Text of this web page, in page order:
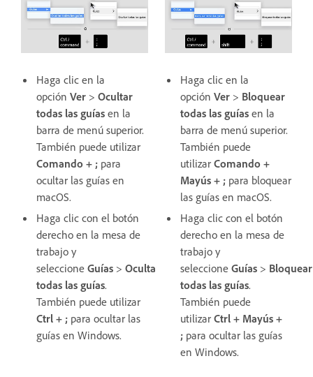
Haga clic en la
opción Ver > Ocultar
todas las guías en la
barra de menú superior.
También puede utilizar
Comando + ; para
ocultar las guías en
macOS.
Haga clic con el botón
derecho en la mesa de
trabajo y
seleccione Guías > Ocultar
todas las guías.
También puede utilizar
Ctrl + ; para ocultar las
guías en Windows.
Haga clic en la
opción Ver > Bloquear
todas las guías en la
barra de menú superior.
También puede
utilizar Comando +
Mayús + ; para bloquear
las guías en macOS.
Haga clic con el botón
derecho en la mesa de
trabajo y
seleccione Guías > Bloquear
todas las guías.
También puede
utilizar Ctrl + Mayús +
; para ocultar las guías
en Windows.